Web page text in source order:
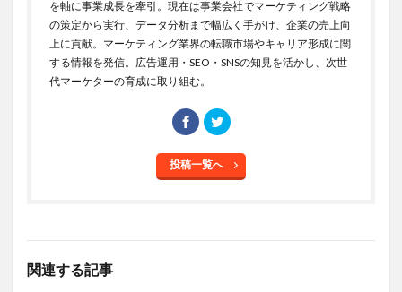
を軸に事業成長を牽引。現在は事業会社でマーケティング戦略
の策定から実行、データ分析まで幅広く手がけ、企業の売上向
上に貢献。マーケティング業界の転職市場やキャリア形成に関
する情報を発信。広告運用・SEO・SNSの知見を活かし、次世
代マーケターの育成に取り組む。
投稿一覧へ
関連する記事